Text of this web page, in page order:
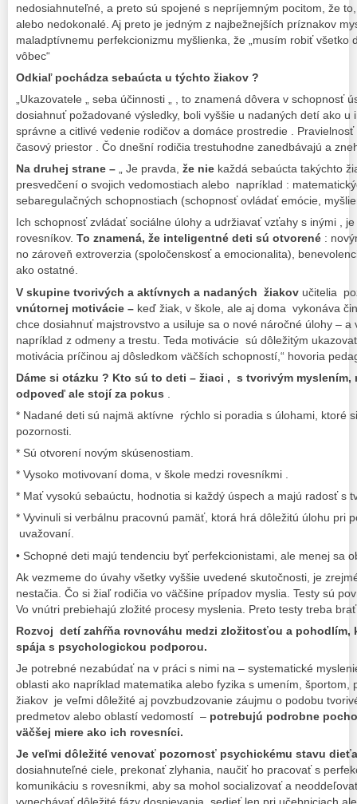
nedosiahnuteľné, a preto sú spojené s nepríjemným pocitom, že
alebo nedokonalé. Aj preto je jedným z najbežnejších príznakov
maladptívnemu perfekcionizmu myšlienka, že „musím robiť všetko
vôbec“
Odkiaľ pochádza sebaúcta u týchto žiakov ?
„Ukazovatele „ seba účinnosti „ , to znamená dôvera v schopnosť
dosiahnuť požadované výsledky, boli vyššie u nadaných detí ako u
správne a citlivé vedenie rodičov a domáce prostredie .
časový priestor . Čo dnešní rodičia trestuhodne zanedbávajú a
Na druhej strane – „ Je pravda, že nie každá sebaúcta takýchto
presvedčení o svojich vedomostiach alebo napríklad :
sebaregulačných schopnostiach (schopnosť ovládať emócie,
Ich schopnosť zvládať sociálne úlohy a udržiavať vzťahy s inými ,
rovesníkov. To znamená, že inteligentné deti sú otvorené :
no zároveň extroverzia (spoločenskosť a emocionalita),
ako ostatné.
V skupine tvorivých a aktívnych a nadaných žiakov učitelia
vnútornej motivácie – keď žiak, v škole, ale aj doma vykonáva
chce dosiahnuť majstrovstvo a usiluje sa o nové náročné úlohy – a
napríklad z odmeny a trestu. Teda motivácie sú dôležitým
motivácia príčinou aj dôsledkom väčších schopností,“ hovoria
Dáme si otázku ? Kto sú to deti – žiaci , s tvorivým myslením,
odpoveď ale stojí za pokus
* Nadané deti sú najmä aktívne rýchlo si poradia s úlohami, ktoré
pozornosti.
* Sú otvorení novým skúsenostiam.
* Vysoko motivovaní doma, v škole medzi rovesníkmi .
* Mať vysokú sebaúctu, hodnotia si každý úspech a majú radosť s
* Vyvinuli si verbálnu pracovnú pamäť, ktorá hrá dôležitú úlohu pri
uvažovaní.
• Schopné deti majú tendenciu byť perfekcionistami, ale menej sa
Ak vezmeme do úvahy všetky vyššie uvedené skutočnosti, je
nestačia. Čo si žiaľ rodičia vo väčšine prípadov myslia. Testy sú
Vo vnútri prebiehajú zložité procesy myslenia. Preto testy treba
Rozvoj detí zahŕňa rovnováhu medzi zložitosťou a pohodlím,
spája s psychologickou podporou.
Je potrebné nezabúdať na v práci s nimi na – systematické
oblasti ako napríklad matematika alebo fyzika s umením, športom,
žiakov je veľmi dôležité aj povzbudzovanie záujmu o podobu
predmetov alebo oblastí vedomostí – potrebujú podrobne
väčšej miere ako ich rovesníci.
Je veľmi dôležité venovať pozornosť psychickému stavu
dosiahnuteľné ciele, prekonať zlyhania, naučiť ho pracovať s
komunikáciu s rovesníkmi, aby sa mohol socializovať a